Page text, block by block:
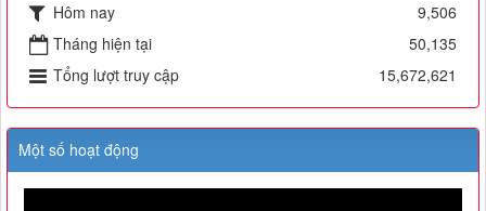
Hôm nay
9,506
Tháng hiện tại
50,135
Tổng lượt truy cập
15,672,621
Một số hoạt động